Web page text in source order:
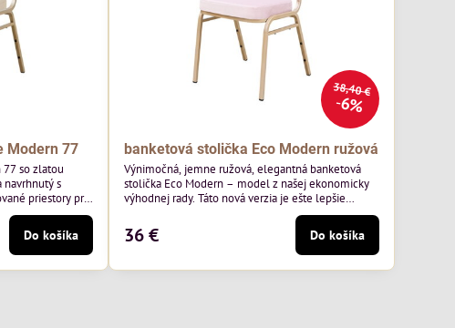
Modern 77
77 so zlatou
navrhnutý s
priestory pre
Moss 07 od
s mäkkým
s modernou
a pripravená na
Do košíka
38,40 €
6%
banketová stolička Eco Modern ružová
Výnimočná, jemne ružová, elegantná banketová
stolička Eco Modern – model z našej ekonomicky
výhodnej rady. Táto nová verzia je ešte lepšie
prispôsobená potrebám moderných pohostinských
priestorov, ako sú hotely a reštaurácie. Medzi jej
charakteristické znaky patrí zamatové ružové
čalúnenie s gramážou 210 g/m2, odolný oceľový
rám, stohovateľný až 19 kusov a stolička unesie až
36 € Do košíka